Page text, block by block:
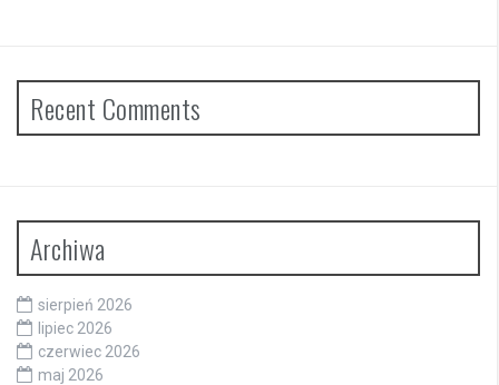
Recent Comments
Archiwa
sierpień 2026
lipiec 2026
czerwiec 2026
maj 2026